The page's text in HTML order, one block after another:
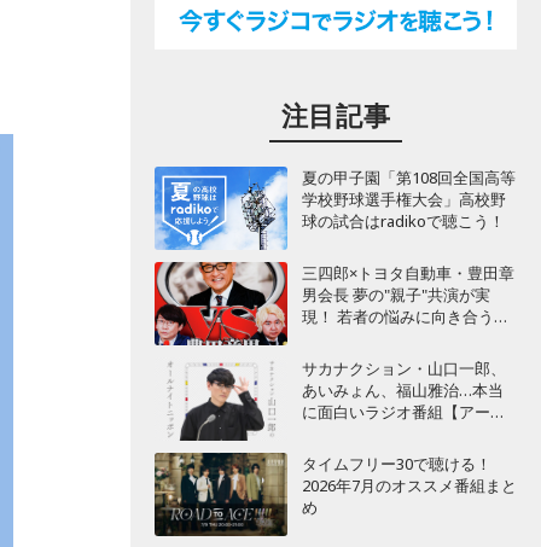
注目記事
夏の甲子園「第108回全国高等
学校野球選手権大会」高校野
球の試合はradikoで聴こう！
三四郎×トヨタ自動車・豊田章
男会長 夢の"親子"共演が実
現！ 若者の悩みに向き合うポ
サカナクション・山口一郎、
あいみょん、福山雅治…本当
に面白いラジオ番組【アーテ
タイムフリー30で聴ける！
2026年7月のオススメ番組まと
め